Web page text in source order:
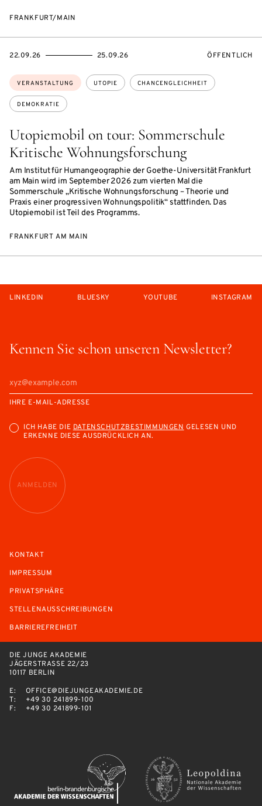
FRANKFURT/MAIN
Utopiemobil on tour: Sommerschule
Kritische Wohnungsforschung
Am Institut für Humangeographie der Goethe-Universität Frankfurt
am Main wird im September 2026 zum vierten Mal die
Sommerschule „Kritische Wohnungsforschung – Theorie und
Praxis einer progressiven Wohnungspolitik“ stattfinden. Das
Utopiemobil ist Teil des Programms.
Themen:
VERANSTALTUNG UTOPIE CHANCENGLEICHHEIT
DEMOKRATIE
EVENTBEGINSON
22.09.26
EVENTENDSON 25.09.26 ÖFFENTLICH
FRANKFURT AM MAIN
Kennen Sie schon unseren Newsletter?
IHRE E-MAIL-ADRESSE
ICH HABE DIEDATENSCHUTZBESTIMMUNGENGELESEN UND
ERKENNE DIESE AUSDRÜCKLICH AN.
ANMELDEN
LINKEDIN BLUESKY YOUTUBE INSTAGRAM
KONTAKT
IMPRESSUM
PRIVATSPHÄRE
STELLENAUSSCHREIBUNGEN
BARRIEREFREIHEIT
DIE JUNGE AKADEMIE
JÄGERSTRASSE 22/23
10117 BERLIN
E:
OFFICE@DIEJUNGEAKADEMIE.DE
T:
+49 30 241899-100
F:
+49 30 241899-101